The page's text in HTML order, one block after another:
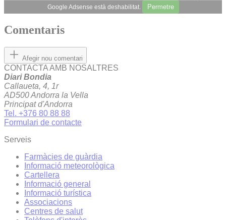
Google Adsense està deshabilitat. Permetre
Comentaris
Afegir nou comentari
CONTACTA AMB NOSALTRES
Diari Bondia
Callaueta, 4, 1r
AD500 Andorra la Vella
Principat d'Andorra
Tel. +376 80 88 88
Formulari de contacte
Serveis
Farmàcies de guàrdia
Informació meteorològica
Cartellera
Informació general
Informació turística
Associacions
Centres de salut